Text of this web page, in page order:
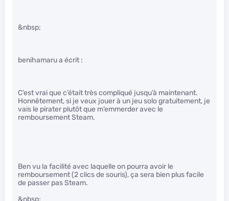
&nbsp;
benihamaru a écrit :
C’est vrai que c’était très compliqué jusqu’à maintenant.
Honnêtement, si je veux jouer à un jeu solo gratuitement, je
vais le pirater plutôt que m’emmerder avec le
remboursement Steam.
Ben vu la facilité avec laquelle on pourra avoir le
remboursement (2 clics de souris), ça sera bien plus facile
de passer pas Steam.